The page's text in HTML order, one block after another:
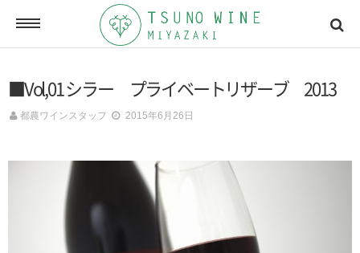
ONLINE SHOP
オンラインショッピング
NEWSLETTERS
メールマガジン
ACCESSMAP
■Vol,01 シラー プライベートリザーブ 2013
都農ワインスタッフ 2015年6月26日